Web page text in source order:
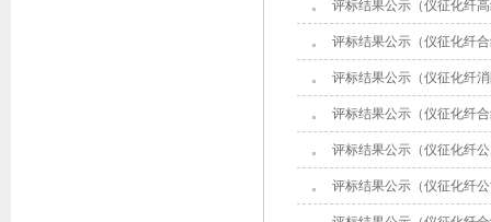
评标结果公示（仪征化纤
评标结果公示（仪征化纤
评标结果公示（仪征化纤
评标结果公示（仪征化纤
评标结果公示（仪征化纤
评标结果公示（仪征化纤